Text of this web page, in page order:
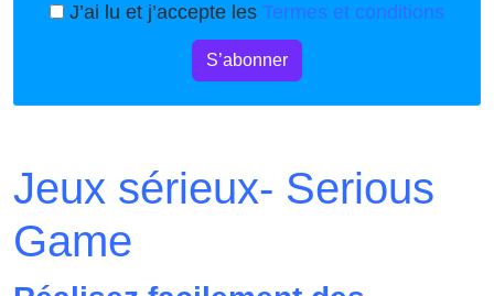
J’ai lu et j’accepte les Termes et conditions
S’abonner
Jeux sérieux- Serious
Game